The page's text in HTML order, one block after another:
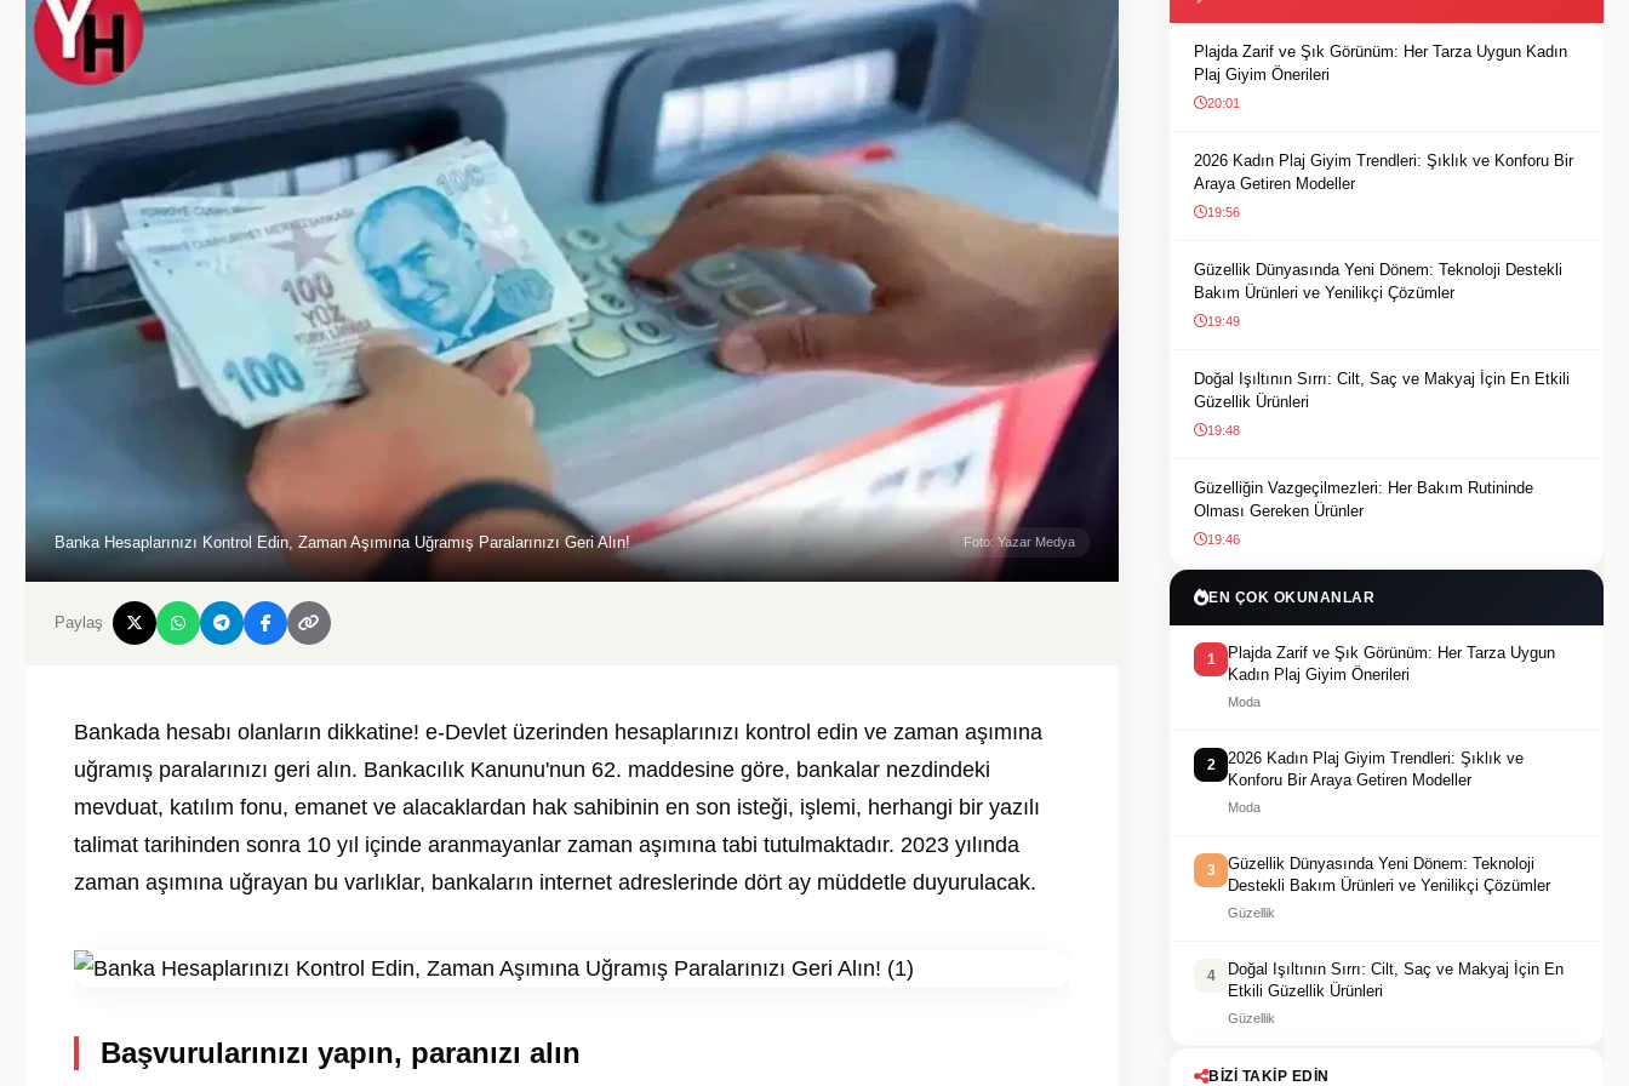
Banka Hesaplarınızı Kontrol Edin, Zaman Aşımına Uğramış Paralarınızı Geri Alın! Foto: Yazar Medya
Paylaş
Bankada hesabı olanların dikkatine! e-Devlet üzerinden hesaplarınızı kontrol edin ve zaman aşımına
uğramış paralarınızı geri alın. Bankacılık Kanunu'nun 62. maddesine göre, bankalar nezdindeki
mevduat, katılım fonu, emanet ve alacaklardan hak sahibinin en son isteği, işlemi, herhangi bir yazılı
talimat tarihinden sonra 10 yıl içinde aranmayanlar zaman aşımına tabi tutulmaktadır. 2023 yılında
zaman aşımına uğrayan bu varlıklar, bankaların internet adreslerinde dört ay müddetle duyurulacak.
Başvurularınızı yapın, paranızı alın
Plajda Zarif ve Şık Görünüm: Her Tarza Uygun Kadın
Plaj Giyim Önerileri
20:01
2026 Kadın Plaj Giyim Trendleri: Şıklık ve Konforu Bir
Araya Getiren Modeller
19:56
Güzellik Dünyasında Yeni Dönem: Teknoloji Destekli
Bakım Ürünleri ve Yenilikçi Çözümler
19:49
Doğal Işıltının Sırrı: Cilt, Saç ve Makyaj İçin En Etkili
Güzellik Ürünleri
19:48
Güzelliğin Vazgeçilmezleri: Her Bakım Rutininde
Olması Gereken Ürünler
19:46
EN ÇOK OKUNANLAR
1
Plajda Zarif ve Şık Görünüm: Her Tarza Uygun
Kadın Plaj Giyim Önerileri
Moda
2
2026 Kadın Plaj Giyim Trendleri: Şıklık ve
Konforu Bir Araya Getiren Modeller
Moda
3
Güzellik Dünyasında Yeni Dönem: Teknoloji
Destekli Bakım Ürünleri ve Yenilikçi Çözümler
Güzellik
4
Doğal Işıltının Sırrı: Cilt, Saç ve Makyaj İçin En
Etkili Güzellik Ürünleri
Güzellik
BIZI TAKIP EDIN